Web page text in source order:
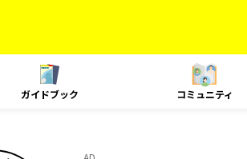
ガイドブック コミュニティ